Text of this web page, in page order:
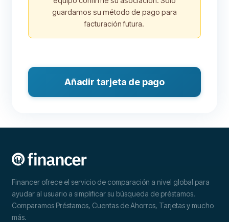
guardamos su método de pago para
facturación futura.
Añadir tarjeta de pago
Financer ofrece el servicio de comparación a nivel global para
ayudar al usuario a simplificar su búsqueda de préstamos.
Comparamos Préstamos, Cuentas de Ahorros, Tarjetas y mucho
más.